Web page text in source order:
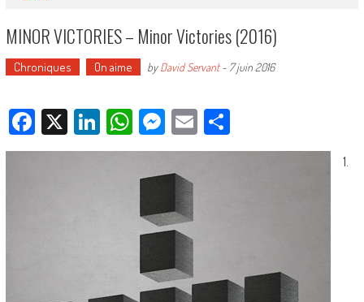
MINOR VICTORIES – Minor Victories (2016)
Chroniques On aime byDavid Servant- 7 juin 2016
Facebook
X LinkedIn
WhatsApp
Messenger
EmailPartager
1.